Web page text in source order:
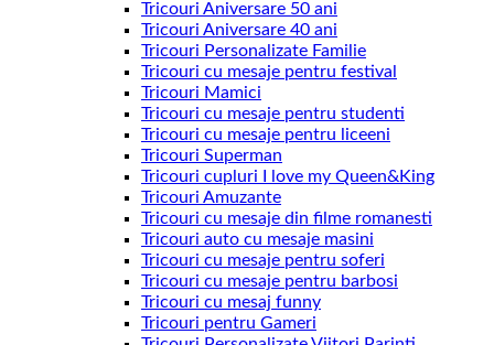
Tricouri Aniversare 50 ani
Tricouri Aniversare 40 ani
Tricouri Personalizate Familie
Tricouri cu mesaje pentru festival
Tricouri Mamici
Tricouri cu mesaje pentru studenti
Tricouri cu mesaje pentru liceeni
Tricouri Superman
Tricouri cupluri I love my Queen&King
Tricouri Amuzante
Tricouri cu mesaje din filme romanesti
Tricouri auto cu mesaje masini
Tricouri cu mesaje pentru soferi
Tricouri cu mesaje pentru barbosi
Tricouri cu mesaj funny
Tricouri pentru Gameri